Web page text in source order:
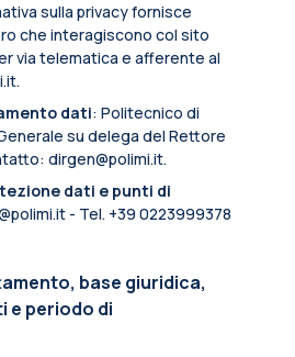
sulla privacy fornisce
che interagiscono col sito
via telematica e afferente al
dati: Politecnico di
su delega del Rettore
dirgen@polimi.it.
dati e punti di
- Tel. +39 0223999378
base giuridica,
e periodo di